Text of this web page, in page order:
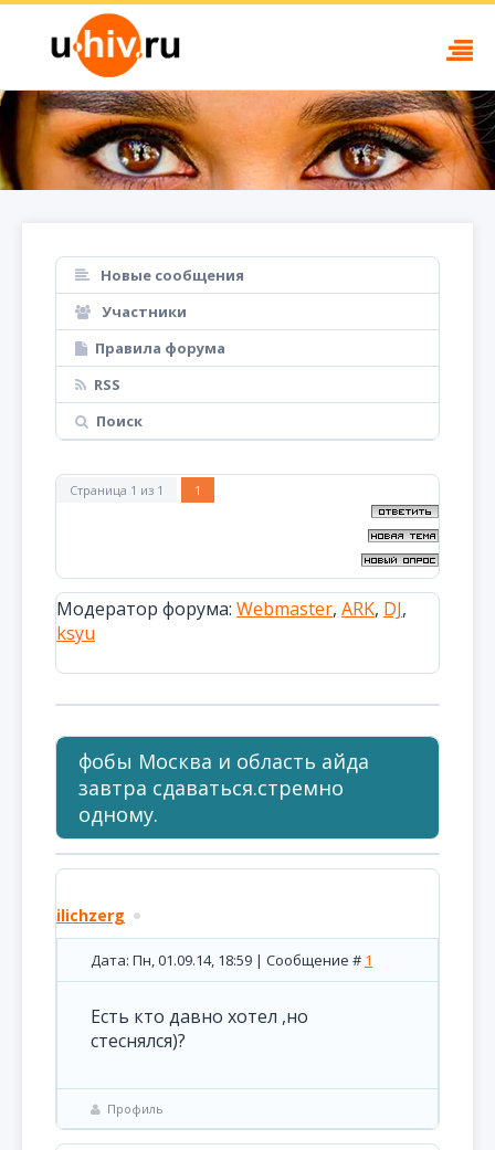
Новые сообщения
Участники
Правила форума
RSS
Поиск
Страница 1 из 1 1
Модератор форума: Webmaster, ARK, DJ,
ksyu
фобы Москва и область айда
завтра сдаваться.стремно
одному.
ilichzerg
Дата: Пн, 01.09.14, 18:59 | Сообщение # 1
Есть кто давно хотел ,но
стеснялся)?
Профиль